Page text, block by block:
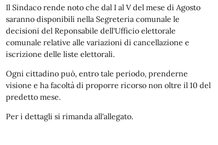
Il Sindaco rende noto che dal I al V del mese di Agosto
saranno disponibili nella Segreteria comunale le
decisioni del Reponsabile dell'Ufficio elettorale
comunale relative alle variazioni di cancellazione e
iscrizione delle liste elettorali.
Ogni cittadino può, entro tale periodo, prenderne
visione e ha facoltà di proporre ricorso non oltre il 10 del
predetto mese.
Per i dettagli si rimanda all'allegato.